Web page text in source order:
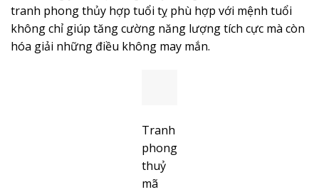
tranh phong thủy hợp tuổi tỵ phù hợp với mệnh tuổi
không chỉ giúp tăng cường năng lượng tích cực mà còn
hóa giải những điều không may mắn.
Tranh
phong
thuỷ
mã